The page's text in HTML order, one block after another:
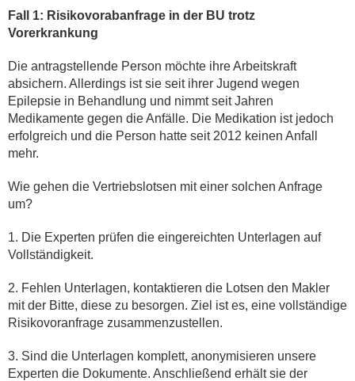
Fall 1: Risikovorabanfrage in der BU trotz
Vorerkrankung
Die antragstellende Person möchte ihre Arbeitskraft
absichern. Allerdings ist sie seit ihrer Jugend wegen
Epilepsie in Behandlung und nimmt seit Jahren
Medikamente gegen die Anfälle. Die Medikation ist jedoch
erfolgreich und die Person hatte seit 2012 keinen Anfall
mehr.
Wie gehen die Vertriebslotsen mit einer solchen Anfrage
um?
1. Die Experten prüfen die eingereichten Unterlagen auf
Vollständigkeit.
2. Fehlen Unterlagen, kontaktieren die Lotsen den Makler
mit der Bitte, diese zu besorgen. Ziel ist es, eine vollständige
Risikovoranfrage zusammenzustellen.
3. Sind die Unterlagen komplett, anonymisieren unsere
Experten die Dokumente. Anschließend erhält sie der